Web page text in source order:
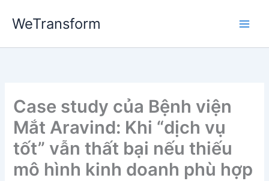
WeTransform
Case study của Bệnh viện
Mắt Aravind: Khi “dịch vụ
tốt” vẫn thất bại nếu thiếu
mô hình kinh doanh phù hợp